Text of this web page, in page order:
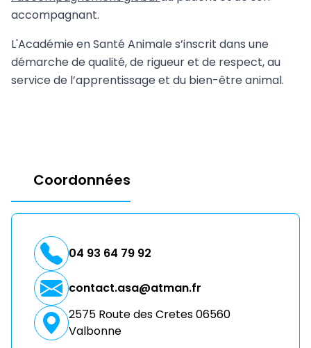
accompagnant.
L'Académie en Santé Animale s’inscrit dans une
démarche de qualité, de rigueur et de respect, au
service de l’apprentissage et du bien-être animal.
Coordonnées
04 93 64 79 92
contact.asa@atman.fr
2575 Route des Cretes 06560
Valbonne